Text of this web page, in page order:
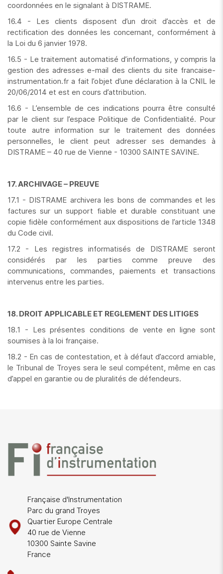
coordonnées en le signalant à DISTRAME.
16.4 - Les clients disposent d’un droit d’accès et de
rectification des données les concernant, conformément à
la Loi du 6 janvier 1978.
16.5 - Le traitement automatisé d’informations, y compris la
gestion des adresses e-mail des clients du site francaise-
instrumentation.fr a fait l’objet d’une déclaration à la CNIL le
20/06/2014 et est en cours d’attribution.
16.6 - L’ensemble de ces indications pourra être consulté
par le client sur l’espace Politique de Confidentialité. Pour
toute autre information sur le traitement des données
personnelles, le client peut adresser ses demandes à
DISTRAME – 40 rue de Vienne - 10300 SAINTE SAVINE.
17. ARCHIVAGE – PREUVE
17.1 - DISTRAME archivera les bons de commandes et les
factures sur un support fiable et durable constituant une
copie fidèle conformément aux dispositions de l’article 1348
du Code civil.
17.2 - Les registres informatisés de DISTRAME seront
considérés par les parties comme preuve des
communications, commandes, paiements et transactions
intervenus entre les parties.
18. DROIT APPLICABLE ET REGLEMENT DES LITIGES
18.1 - Les présentes conditions de vente en ligne sont
soumises à la loi française.
18.2 - En cas de contestation, et à défaut d’accord amiable,
le Tribunal de Troyes sera le seul compétent, même en cas
d’appel en garantie ou de pluralités de défendeurs.
Française d'Instrumentation
Parc du grand Troyes
Quartier Europe Centrale
40 rue de Vienne
10300 Sainte Savine
France